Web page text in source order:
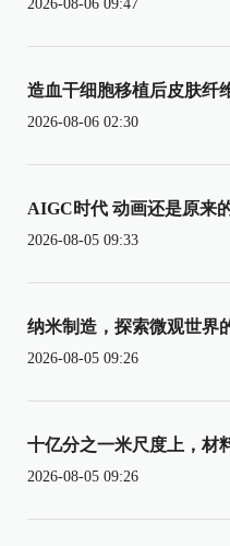
2026-08-06 09:47
造血干细胞移植后皮肤纤
2026-08-06 02:30
AIGC时代 动画还是原来
2026-08-05 09:33
纳米制造，探索微观世界
2026-08-05 09:26
十亿分之一米尺度上，材
2026-08-05 09:26